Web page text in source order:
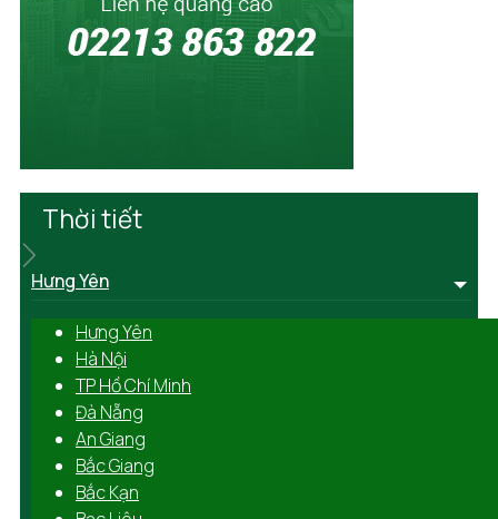
Thời tiết
Hưng Yên
Hưng Yên
Hà Nội
TP Hồ Chí Minh
Đà Nẵng
An Giang
Bắc Giang
Bắc Kạn